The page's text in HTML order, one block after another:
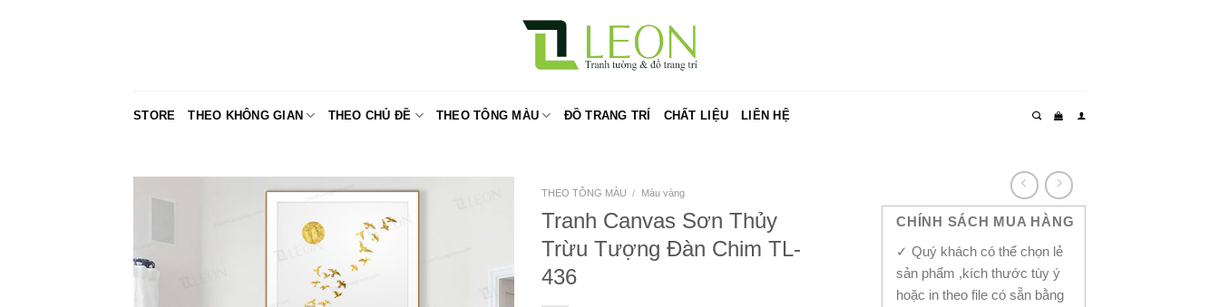
STORE THEO KHÔNG GIAN THEO CHỦ ĐỀ THEO TÔNG MÀU ĐỒ TRANG TRÍ CHẤT LIỆU LIÊN HỆ
THEO TÔNG MÀU / Màu vàng
Tranh Canvas Sơn Thủy
Trừu Tượng Đàn Chim TL-
436
CHÍNH SÁCH MUA HÀNG
✓ Quý khách có thể chọn lẻ
sản phẩm ,kích thước tùy ý
hoặc in theo file có sẵn bằng